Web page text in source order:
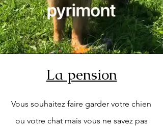
La pension
Vous souhaitez faire garder votre chien
ou votre chat mais vous ne savez pas